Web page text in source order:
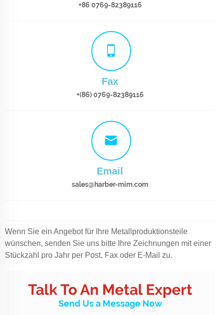
+86 0769-82389116
Fax
+(86) 0769-82389116
Email
sales@harber-mim.com
Wenn Sie ein Angebot für Ihre Metallproduktionsteile
wünschen, senden Sie uns bitte Ihre Zeichnungen mit einer
Stückzahl pro Jahr per Post, Fax oder E-Mail zu.
Talk To An Metal Expert
Send Us a Message Now